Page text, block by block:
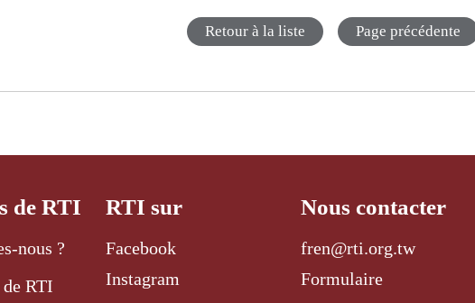
Retour à la liste Page précédente
de RTI
nous ?
RTI
RTI sur
Facebook
Instagram
Nous contacter
fren@rti.org.tw
Formulaire